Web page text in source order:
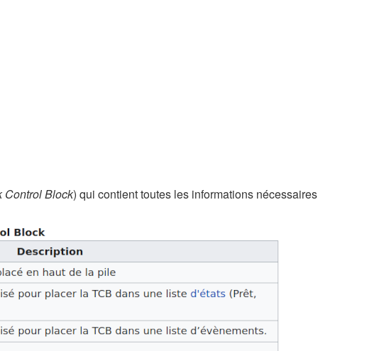
Control Block) qui contient toutes les informations nécessaires